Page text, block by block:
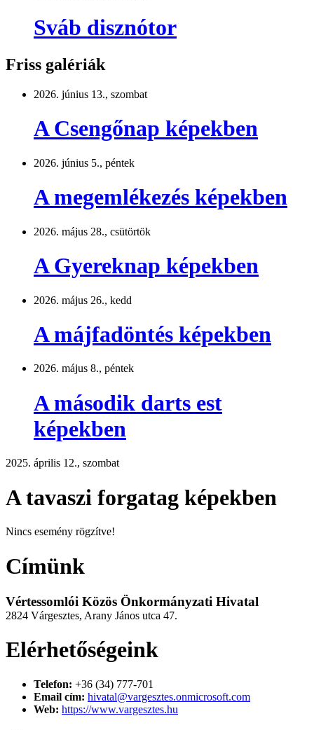
Sváb disznótor
Friss galériák
2026. június 13., szombat
A Csengőnap képekben
2026. június 5., péntek
A megemlékezés képekben
2026. május 28., csütörtök
A Gyereknap képekben
2026. május 26., kedd
A májfadöntés képekben
2026. május 8., péntek
A második darts est
képekben
2025. április 12., szombat
A tavaszi forgatag képekben
Nincs esemény rögzítve!
Címünk
Vértessomlói Közös Önkormányzati Hivatal
2824 Várgesztes, Arany János utca 47.
Elérhetőségeink
Telefon: +36 (34) 777-701
Email cím: hivatal@vargesztes.onmicrosoft.com
Web: https://www.vargesztes.hu